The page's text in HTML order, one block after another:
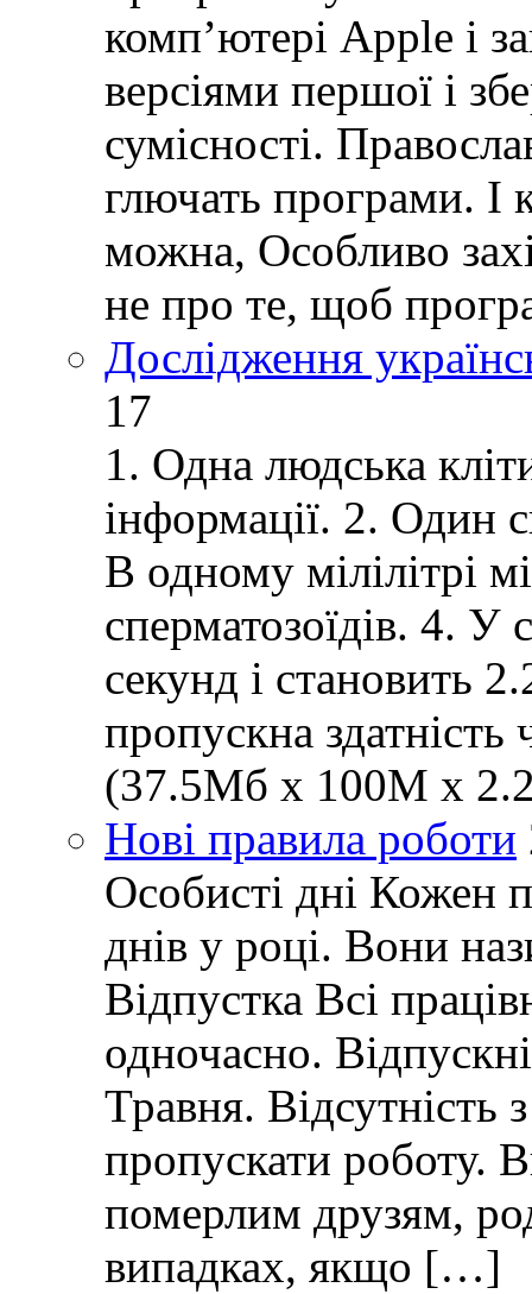
комп’ютері Apple і
версіями першої і
сумісності.
глючать програми. І
можна, Особливо
не про те, щоб
Дослідження
17
1. Одна людська
інформації. 2. Один
В одному мілілітрі
сперматозоїдів. 4. У
секунд і становить
пропускна
(37.5Мб x 100M x
Нові правила роботи
Особисті дні Кожен
днів у році. Вони
Відпустка Всі
одночасно.
Травня.
пропускати роботу.
померлим друзям,
випадках, якщо […]